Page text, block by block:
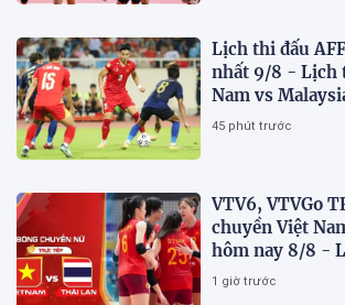
Lịch thi đấu
nhất 9/8 - Lịch
Nam vs
Singapore
45 phút trước
VTV6, VTVGo
chuyền Việt
hôm nay 8/8 -
V.Cup 2026 mới
1 giờ trước